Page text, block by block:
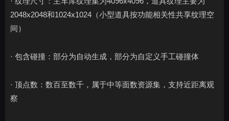
2048x2048和1024x1024（小型道具按功能相关性共享纹理空
间）
· 包含碰撞：部分为自动生成，部分为自定义手工碰撞体
· 顶点数：数百至数千，属于中等面数资源集，支持近距离观
察